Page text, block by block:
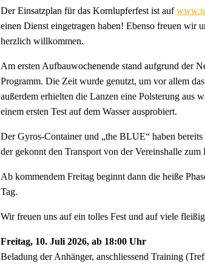
Der Einsatzplan für das Kornlupferfest ist auf
einen Dienst eingetragen haben! Ebenso freuen wir
herzlich willkommen.
Am ersten Aufbauwochenende stand aufgrund der
Programm. Die Zeit wurde genutzt, um vor allem
außerdem erhielten die Lanzen eine Polsterung aus
einem ersten Test auf dem Wasser ausprobiert.
Der Gyros-Container und „the BLUE“ haben
der gekonnt den Transport von der Vereinshalle
Ab kommendem Freitag beginnt dann die heiße
Tag.
Wir freuen uns auf ein tolles Fest und auf viele
Freitag, 10. Juli 2026, ab 18:00 Uhr
Beladung der Anhänger, anschliessend Training